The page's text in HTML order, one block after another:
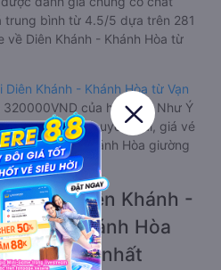
trung bình từ 4.5/5 dựa trên 281
về Diên Khánh - Khánh Hòa từ
Khánh - Khánh Hòa từ Vạn
320000VND của hãng xe Như Ý
chương trình khuyến mãi, giá vé
Khánh - Khánh Hòa giường
đi Diên Khánh -
Ninh - Khánh Hòa
tín, giá rẻ nhất